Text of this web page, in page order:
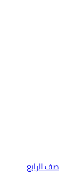
الرابع